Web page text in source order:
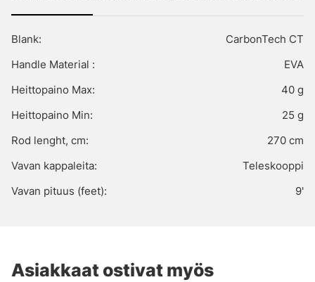
Blank:
CarbonTech CT
Handle Material :
EVA
Heittopaino Max:
40 g
Heittopaino Min:
25 g
Rod lenght, cm:
270 cm
Vavan kappaleita:
Teleskooppi
Vavan pituus (feet):
9'
Asiakkaat ostivat myös